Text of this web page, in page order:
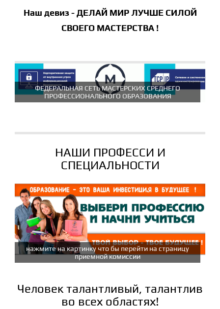
Наш девиз - ДЕЛАЙ МИР ЛУЧШЕ СИЛОЙ
СВОЕГО МАСТЕРСТВА !
ФЕДЕРАЛЬНАЯ СЕТЬ МАСТЕРСКИХ СРЕДНЕГО
ПРОФЕССИОНАЛЬНОГО ОБРАЗОВАНИЯ
НАШИ ПРОФЕССИ И
СПЕЦИАЛЬНОСТИ
нажмите на картинку что бы перейти на страницу
приемной комиссии
Человек талантливый, талантлив
во всех областях!